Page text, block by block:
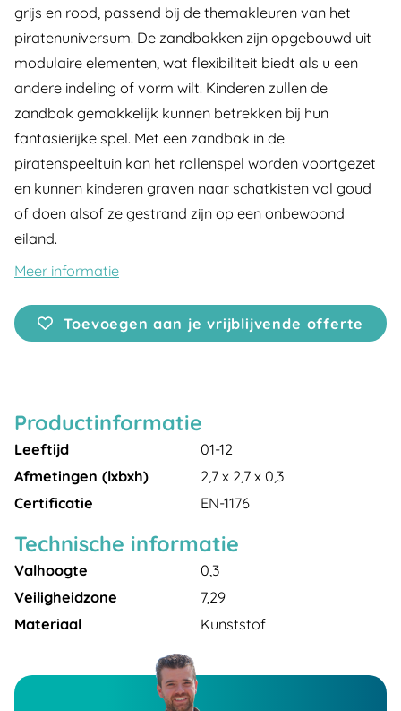
grijs en rood, passend bij de themakleuren van het
piratenuniversum. De zandbakken zijn opgebouwd uit
modulaire elementen, wat flexibiliteit biedt als u een
andere indeling of vorm wilt. Kinderen zullen de
zandbak gemakkelijk kunnen betrekken bij hun
fantasierijke spel. Met een zandbak in de
piratenspeeltuin kan het rollenspel worden voortgezet
en kunnen kinderen graven naar schatkisten vol goud
of doen alsof ze gestrand zijn op een onbewoond
eiland.
Meer informatie
Toevoegen aan je vrijblijvende offerte
Productinformatie
Leeftijd
01-12
Afmetingen (lxbxh)
2,7 x 2,7 x 0,3
Certificatie
EN-1176
Technische informatie
Valhoogte
0,3
Veiligheidzone
7,29
Materiaal
Kunststof